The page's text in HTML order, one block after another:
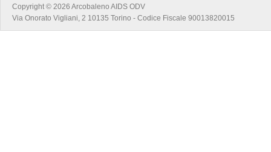
Copyright © 2026 Arcobaleno AIDS ODV
Via Onorato Vigliani, 2 10135 Torino - Codice Fiscale 90013820015